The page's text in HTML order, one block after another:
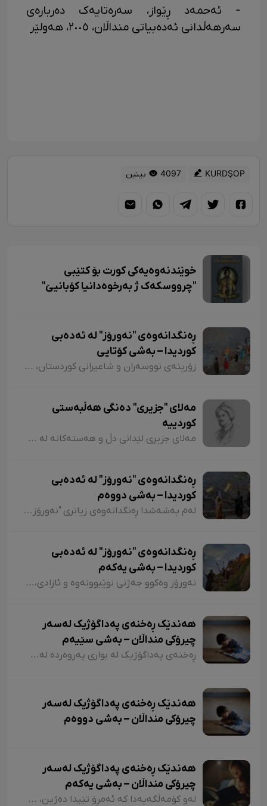
- ئەحمەد ڕێواز، سەرەتایەک دەربارەی
سەرهەڵدانی ئەدەبیاتی منداڵان، ٢٠٠٥، هەولێر
KURDŞOP 4097 بینین
خوێندنەوەیەکی کورت بۆ کتێبی
"چرووسکەک ژ بەرخوەدانیا کۆبانیێ"
ڕەنگدانەوەی "نەورۆز" لە ئەدەبی
کوردیدا – بەشی کۆتایی
زۆرینەی نووسەران و شاعیرانی کوردستان، لە شیعر و دەقەکانیاندا بە شێوازی جۆراوجۆر باسی نەورۆزیان کردووە کە لەبەر نەبوونی مەجال تەنیا ئاماژەمان بە چەند شاعیر و چەند نموونە شیعر کرد. پێم خۆشە لە کۆتاییشدا ئاماژە بەوە بکەم کە شاعیران "موخلیس، عەونی، هەژار، زاری، عەلی حەسەنیانی، ژیلا حسەینی، محەممەد ساڵح دیلان، ئەسیری، ناسر ئاغابرا، جەلال مەلەکشا، شێرکۆ بێکەس و عەبدوڵڵا پەشێو و..." لە چەندین شیعریاندا باسی "نەورۆز"یان کردووە و لەسەر کوردستانیبوونی نەورۆز جەختیان کردووەتەوە.
مەلای "جزیری" دەنگی هەڵبەستی
کوردییە
مەلای جزیری لێدانی دڵ و هەستەکانە لە شیعری کلاسیکدا. مەلای جزیری ساڵی ١٥٦٥ لە جزیری بۆتان لەدایک بووە. ناوی "ئەحمەد"ە و لە شیعردا نازناوی "نیشانی، مەلێ و مەلا"یە و لە سەدەی ١٧دا ژیاوە. مەلا ئەحمەد جزیری لەسەر دەستی باوکی (شێخ محەممەد) دەستی بە خوێندن کردووە و لە مەدرەسەی "هەکاری و عیمادی" درێژەی بە خوێندن داوە.
ڕەنگدانەوەی "نەورۆز" لە ئەدەبی
کوردیدا – بەشی دووەم
لەم بەشەشدا ڕەنگدانەوەی زیاتری "نەورۆز" لە شیعر و دەقی کوردیدا دەخەینەڕوو. هەروەها پێویستە ئاماژەش بەوە بکەم کە وێڕای ئەوەی لەم وتارەدا ڕەنگدانەوەی "نەورۆز" لە ئەدەبی کوردیدا دەبینین، ئاوڕێکیش لە شاعیران و نووسەرانمان دەدەینەوە کە بەداخەوە ناوی هەندێکیان بە فەرامۆشی سپێردراون.
ڕەنگدانەوەی "نەورۆز" لە ئەدەبی
کوردیدا – بەشی یەکەم
نەورۆز وەکوو جەژنی نوێبوونەوە و ئازادی، لە ئەدەبی کوردیدا و لەلای شاعیران و نووسەرانی کورد، هەمیشە جێی بایەخ و تێڕامان بووە. شاعیران و نووسەرانی کورد وەکوو دیوێکی جوانی و دەرچەیەکی ئازادی و هێمای ڕزگاریی نەتەوەیی، نەورۆزیان لەنێو شیعر و دەقەکەیاندا بەکار هێناوە. ئەم بابەتەش دەگەڕێتەوە بۆ گرێدراویی حاشاهەڵنەگری کورد و کوردستان بە نەورۆزەوە
هەندێک ڕەخنەی پەداگۆژیک لەسەر
چیرۆکی منداڵان – بەشی سێیەم
ڕەخنەی پەداگۆژیک لە بواری پەروەردە لەسەر چیرۆکی منداڵان؛ هەندێکجار لە چیرۆکی منداڵاندا تووشی ئەو جۆرە وشەیە دەبین کە کاریگەرییان لەسەر مێشکی منداڵان دەبێت و ڕێگەیان پێ دەدات بیرۆکەیەکی خراپ لە مێشکیاندا دروست بکەن. بۆ نموونە دەتوانین لێرەدا سەرنجەکانمان لەسەر چیرۆکی "تیتی و پیرێ، کال و سێڤێ و نیسکۆ" بخەینەڕوو. لە بەشێکی چیرۆکی "تیتی و پیرێ"دا وەها دەڵێت:
هەندێک ڕەخنەی پەداگۆژیک لەسەر
چیرۆکی منداڵان – بەشی دووەم
هەندێک ڕەخنەی پەداگۆژیک لەسەر
چیرۆکی منداڵان – بەشی یەکەم
لەو کۆمەڵگەیەدا کە ئەمڕۆ تێیدا دەژین، هەرچەندە دەبینین ئەدەبی کوردی لە گەشەکردندایە، بەتایبەتی ئەدەبی منداڵان، بەڵام زۆربەی چیرۆکەکانی منداڵان لایەنی لاوازی زۆریان هەیە کە کاریگەرییان لەسەر دەروونی منداڵان هەیە و دەبنە کێشە.